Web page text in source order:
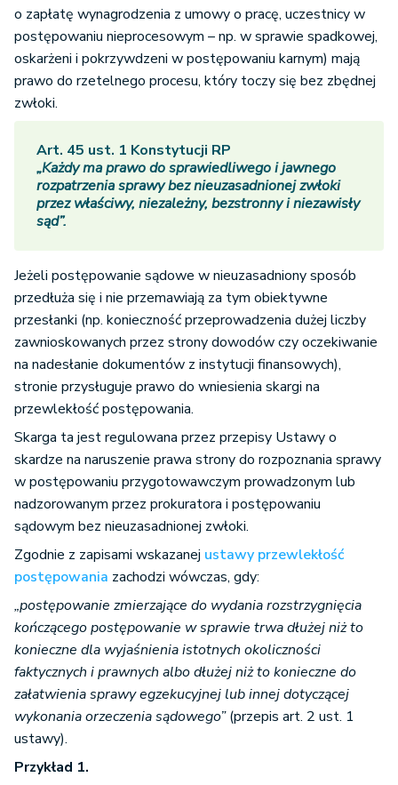
o zapłatę wynagrodzenia z umowy o pracę, uczestnicy w
postępowaniu nieprocesowym – np. w sprawie spadkowej,
oskarżeni i pokrzywdzeni w postępowaniu karnym) mają
prawo do rzetelnego procesu, który toczy się bez zbędnej
zwłoki.
Art. 45 ust. 1 Konstytucji RP
„Każdy ma prawo do sprawiedliwego i jawnego
rozpatrzenia sprawy bez nieuzasadnionej zwłoki
przez właściwy, niezależny, bezstronny i niezawisły
sąd”.
Jeżeli postępowanie sądowe w nieuzasadniony sposób
przedłuża się i nie przemawiają za tym obiektywne
przesłanki (np. konieczność przeprowadzenia dużej liczby
zawnioskowanych przez strony dowodów czy oczekiwanie
na nadesłanie dokumentów z instytucji finansowych),
stronie przysługuje prawo do wniesienia skargi na
przewlekłość postępowania.
Skarga ta jest regulowana przez przepisy Ustawy o
skardze na naruszenie prawa strony do rozpoznania sprawy
w postępowaniu przygotowawczym prowadzonym lub
nadzorowanym przez prokuratora i postępowaniu
sądowym bez nieuzasadnionej zwłoki.
Zgodnie z zapisami wskazanej ustawy przewlekłość
postępowania zachodzi wówczas, gdy:
„postępowanie zmierzające do wydania rozstrzygnięcia
kończącego postępowanie w sprawie trwa dłużej niż to
konieczne dla wyjaśnienia istotnych okoliczności
faktycznych i prawnych albo dłużej niż to konieczne do
załatwienia sprawy egzekucyjnej lub innej dotyczącej
wykonania orzeczenia sądowego”(przepis art. 2 ust. 1
ustawy).
Przykład 1.